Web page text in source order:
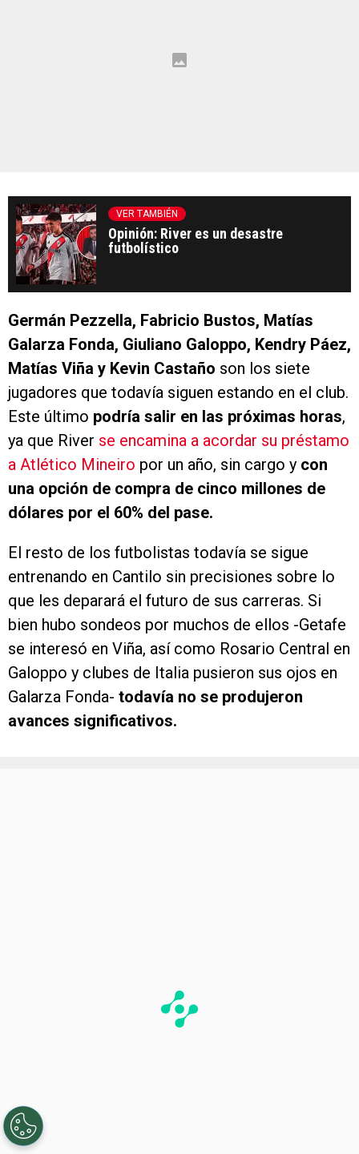
VER TAMBIÉN
Opinión: River es un desastre
futbolístico
Germán Pezzella, Fabricio Bustos, Matías
Galarza Fonda, Giuliano Galoppo, Kendry Páez,
Matías Viña y Kevin Castaño son los siete
jugadores que todavía siguen estando en el club.
Este último podría salir en las próximas horas,
ya que River se encamina a acordar su préstamo
a Atlético Mineiro por un año, sin cargo y con
una opción de compra de cinco millones de
dólares por el 60% del pase.
El resto de los futbolistas todavía se sigue
entrenando en Cantilo sin precisiones sobre lo
que les deparará el futuro de sus carreras. Si
bien hubo sondeos por muchos de ellos -Getafe
se interesó en Viña, así como Rosario Central en
Galoppo y clubes de Italia pusieron sus ojos en
Galarza Fonda- todavía no se produjeron
avances significativos.